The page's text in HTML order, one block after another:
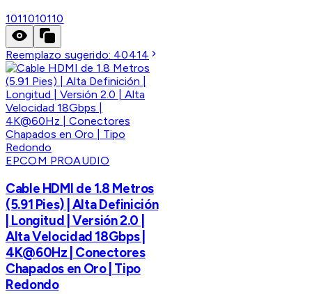
1011010110
Reemplazo sugerido: 40414
EPCOM PROAUDIO
Cable HDMI de 1.8 Metros
(5.91 Pies) | Alta Definición
| Longitud | Versión 2.0 |
Alta Velocidad 18Gbps |
4K@60Hz | Conectores
Chapados en Oro | Tipo
Redondo